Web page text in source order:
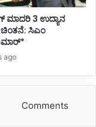
ಮಾದರಿ 3 ಉದ್ಯಾನ
ಚಿಂತನೆ: ಸಿಎಂ
ago
Comments